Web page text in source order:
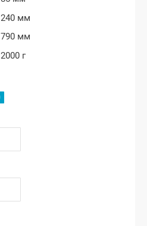
240 мм
790 мм
2000 г